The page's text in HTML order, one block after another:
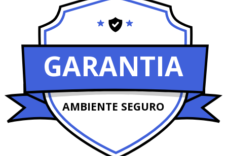
GARANTIA
AMBIENTE SEGURO